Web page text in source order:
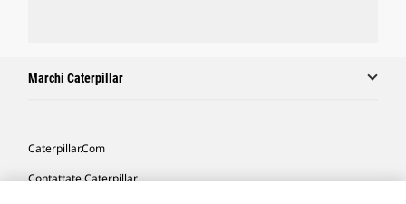
Marchi Caterpillar
Caterpillar.com
Contattate Caterpillar